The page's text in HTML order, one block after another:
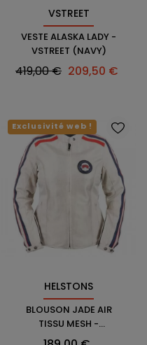
VSTREET
VESTE ALASKA LADY -
VSTREET (NAVY)
Prix
419,00 € Prix
209,50 €
Exclusivité web !
HELSTONS
BLOUSON JADE AIR
TISSU MESH -
HELSTONS